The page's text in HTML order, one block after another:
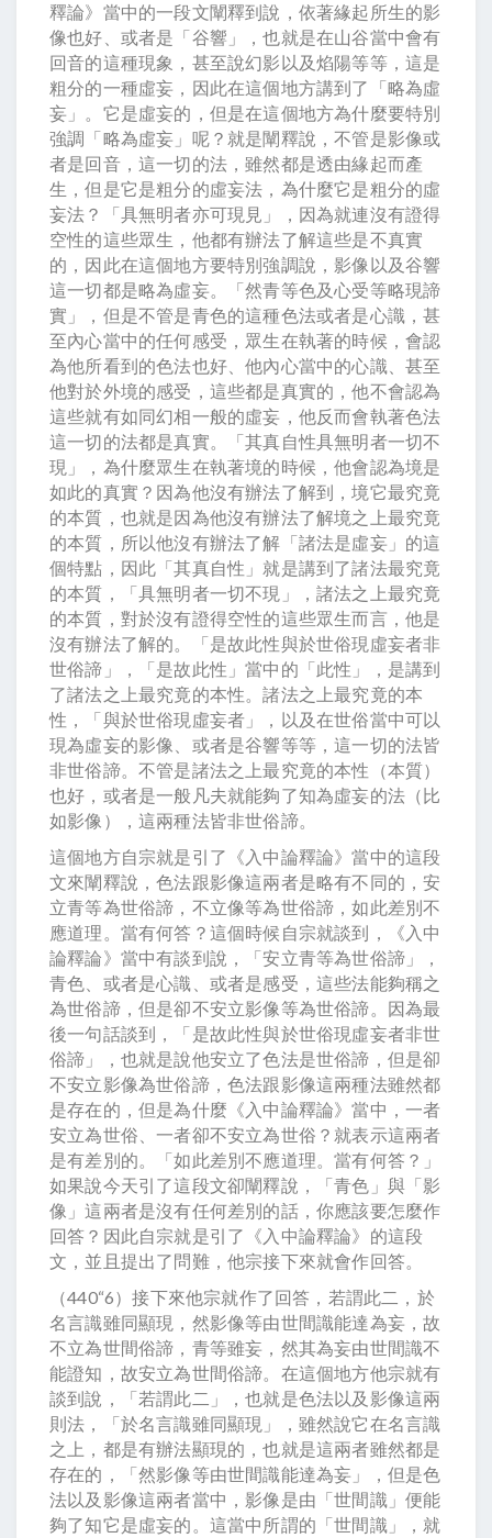
釋論》當中的一段文闡釋到說，依著緣起所生的影
像也好、或者是「谷響」，也就是在山谷當中會有
回音的這種現象，甚至說幻影以及焰陽等等，這是
粗分的一種虛妄，因此在這個地方講到了「略為虛
妄」。它是虛妄的，但是在這個地方為什麼要特別
強調「略為虛妄」呢？就是闡釋說，不管是影像或
者是回音，這一切的法，雖然都是透由緣起而產
生，但是它是粗分的虛妄法，為什麼它是粗分的虛
妄法？「具無明者亦可現見」，因為就連沒有證得
空性的這些眾生，他都有辦法了解這些是不真實
的，因此在這個地方要特別強調說，影像以及谷響
這一切都是略為虛妄。「然青等色及心受等略現諦
實」，但是不管是青色的這種色法或者是心識，甚
至內心當中的任何感受，眾生在執著的時候，會認
為他所看到的色法也好、他內心當中的心識、甚至
他對於外境的感受，這些都是真實的，他不會認為
這些就有如同幻相一般的虛妄，他反而會執著色法
這一切的法都是真實。「其真自性具無明者一切不
現」，為什麼眾生在執著境的時候，他會認為境是
如此的真實？因為他沒有辦法了解到，境它最究竟
的本質，也就是因為他沒有辦法了解境之上最究竟
的本質，所以他沒有辦法了解「諸法是虛妄」的這
個特點，因此「其真自性」就是講到了諸法最究竟
的本質，「具無明者一切不現」，諸法之上最究竟
的本質，對於沒有證得空性的這些眾生而言，他是
沒有辦法了解的。「是故此性與於世俗現虛妄者非
世俗諦」，「是故此性」當中的「此性」，是講到
了諸法之上最究竟的本性。諸法之上最究竟的本
性，「與於世俗現虛妄者」，以及在世俗當中可以
現為虛妄的影像、或者是谷響等等，這一切的法皆
非世俗諦。不管是諸法之上最究竟的本性（本質）
也好，或者是一般凡夫就能夠了知為虛妄的法（比
如影像），這兩種法皆非世俗諦。
這個地方自宗就是引了《入中論釋論》當中的這段
文來闡釋說，色法跟影像這兩者是略有不同的，安
立青等為世俗諦，不立像等為世俗諦，如此差別不
應道理。當有何答？這個時候自宗就談到，《入中
論釋論》當中有談到說，「安立青等為世俗諦」，
青色、或者是心識、或者是感受，這些法能夠稱之
為世俗諦，但是卻不安立影像等為世俗諦。因為最
後一句話談到，「是故此性與於世俗現虛妄者非世
俗諦」，也就是說他安立了色法是世俗諦，但是卻
不安立影像為世俗諦，色法跟影像這兩種法雖然都
是存在的，但是為什麼《入中論釋論》當中，一者
安立為世俗、一者卻不安立為世俗？就表示這兩者
是有差別的。「如此差別不應道理。當有何答？」
如果說今天引了這段文卻闡釋說，「青色」與「影
像」這兩者是沒有任何差別的話，你應該要怎麼作
回答？因此自宗就是引了《入中論釋論》的這段
文，並且提出了問難，他宗接下來就會作回答。
（440“6）接下來他宗就作了回答，若謂此二，於
名言識雖同顯現，然影像等由世間識能達為妄，故
不立為世間俗諦，青等雖妄，然其為妄由世間識不
能證知，故安立為世間俗諦。在這個地方他宗就有
談到說，「若謂此二」，也就是色法以及影像這兩
則法，「於名言識雖同顯現」，雖然說它在名言識
之上，都是有辦法顯現的，也就是這兩者雖然都是
存在的，「然影像等由世間識能達為妄」，但是色
法以及影像這兩者當中，影像是由「世間識」便能
夠了知它是虛妄的。這當中所謂的「世間識」，就